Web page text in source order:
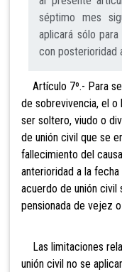
séptimo mes
aplicará sólo
con posterioridad
Artículo 7º.- Para
de sobrevivencia, el
ser soltero, viudo o
de unión civil que se
fallecimiento del
anterioridad a la
acuerdo de unión civil
pensionada de vejez
Las limitaciones
unión civil no se